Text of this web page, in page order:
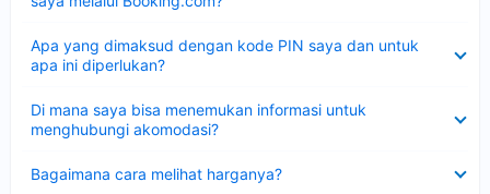
Apa yang dimaksud dengan kode PIN saya dan untuk
apa ini diperlukan?
Di mana saya bisa menemukan informasi untuk
menghubungi akomodasi?
Bagaimana cara melihat harganya?